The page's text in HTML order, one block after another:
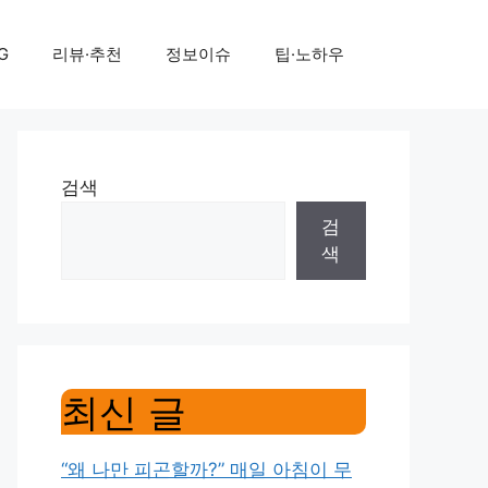
리뷰·추천 정보이슈 팁·노하우
검색
검
색
최신 글
“왜 나만 피곤할까?” 매일 아침이 무